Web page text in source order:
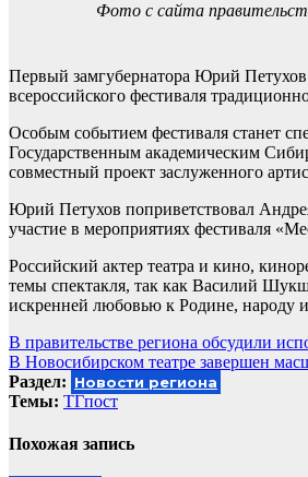
Фото с сайта
Первый замгубернатора Юрий
всероссийского фестиваля
Особым событием фестиваля станет
Государственным академическим
совместный проект заслуженного
Юрий Петухов поприветствовал
участие в мероприятиях фестиваля
Российский актер театра и кино,
темы спектакля, так как Василий
искренней любовью к Родине, народу
Навигация
по
записям
В правительстве региона обсудили
В Новосибирском театре завершен
Раздел: Новости региона
Темы: ТГпост
Похожая запись